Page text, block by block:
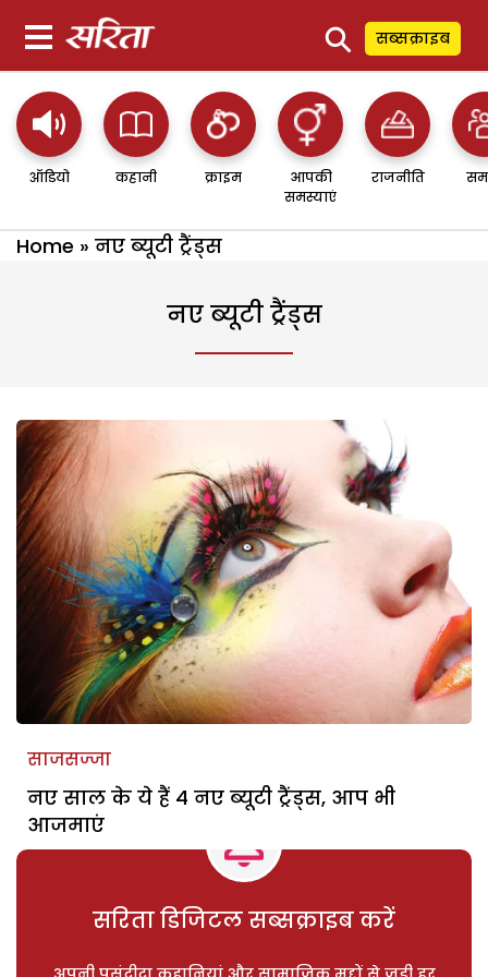
⚲ सब्सक्राइब
ऑडियो कहानी क्राइम
आपकी
समस्याएं
राजनीति
Home » नए ब्यूटी ट्रैंड्स
नए ब्यूटी ट्रैंड्स
साजसज्जा
नए साल के ये हैं 4 नए ब्यूटी ट्रैंड्स, आप भी
आजमाएं
सरिता डिजिटल सब्सक्राइब करें